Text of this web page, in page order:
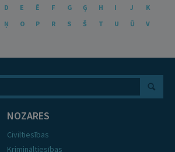
D E Ē F G Ģ H I J
K
Ņ O P R S Š T U Ū
V
NOZARES
Civiltiesības
Krimināltiesības